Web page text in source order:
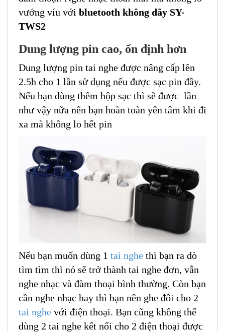
vướng víu với bluetooth không dây SY-
TWS2
Dung lượng pin cao, ổn định hơn
Dung lượng pin tai nghe được nâng cấp lên
2.5h cho 1 lần sử dụng nếu được sạc pin đầy.
Nếu bạn dùng thêm hộp sạc thì sẽ được lần
như vậy nữa nên bạn hoàn toàn yên tâm khi đi
xa mà không lo hết pin
Nếu bạn muốn dùng 1 tai nghe thì bạn ra dò
tìm tìm thì nó sẽ trở thành tai nghe đơn, vẫn
nghe nhạc và đàm thoại bình thường. Còn bạn
cần nghe nhạc hay thì bạn nên ghe đôi cho 2
tai nghe với điện thoại. Bạn cũng không thể
dùng 2 tai nghe kết nối cho 2 điện thoại được